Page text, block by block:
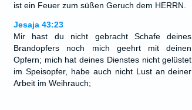
ist ein Feuer zum süßen Geruch dem HERRN.
Jesaja 43:23
Mir hast du nicht gebracht Schafe deines
Brandopfers noch mich geehrt mit deinen
Opfern; mich hat deines Dienstes nicht gelüstet
im Speisopfer, habe auch nicht Lust an deiner
Arbeit im Weihrauch;